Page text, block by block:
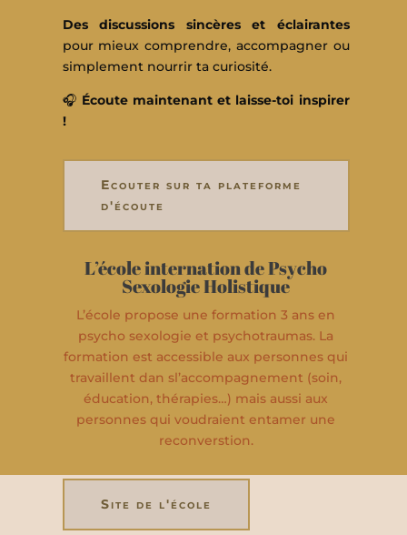
Des discussions sincères et éclairantes
pour mieux comprendre, accompagner ou
simplement nourrir ta curiosité.
🎧 Écoute maintenant et laisse-toi inspirer
!
Ecouter sur ta plateforme
d'écoute
L’école internation de Psycho
Sexologie Holistique
L’école propose une formation 3 ans en
psycho sexologie et psychotraumas. La
formation est accessible aux personnes qui
travaillent dan sl’accompagnement (soin,
éducation, thérapies…) mais aussi aux
personnes qui voudraient entamer une
reconverstion.
Site de l'école